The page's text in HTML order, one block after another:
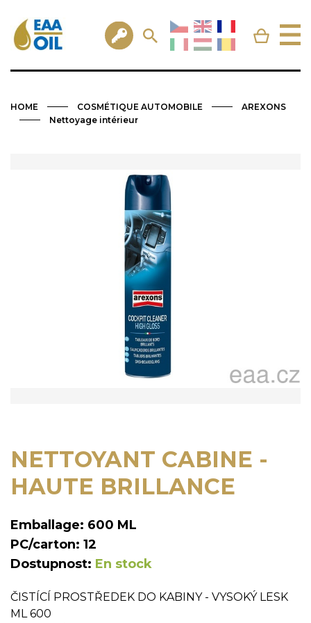
HOME COSMÉTIQUE AUTOMOBILE
AREXONS
Nettoyage intérieur
NETTOYANT CABINE -
HAUTE BRILLANCE
Emballage: 600 ML
PC/carton: 12
Dostupnost: En stock
ČISTÍCÍ PROSTŘEDEK DO KABINY - VYSOKÝ LESK
ML 600